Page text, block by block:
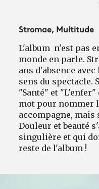
Stromae, Multitude
L'album n'est pas
monde en parle.
ans d'absence
sens du spectacle.
"Santé" et
mot pour nommer
accompagne, mais
Douleur et beauté
singulière et qui
reste de l'album !